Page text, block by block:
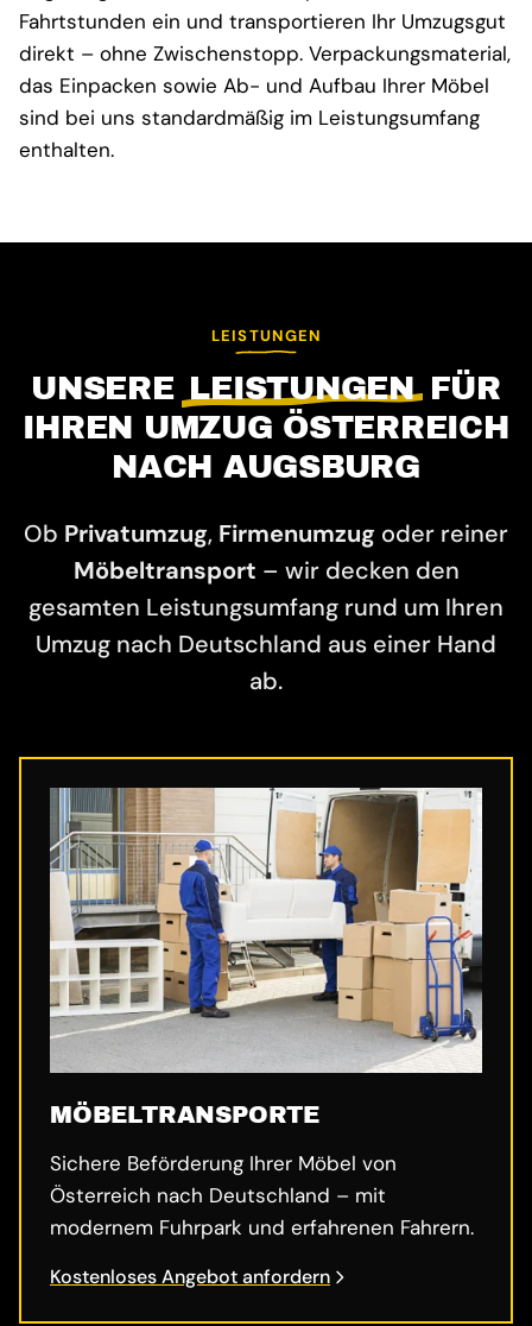
Fahrtstunden ein und transportieren Ihr Umzugsgut
direkt – ohne Zwischenstopp. Verpackungsmaterial,
das Einpacken sowie Ab- und Aufbau Ihrer Möbel
sind bei uns standardmäßig im Leistungsumfang
enthalten.
LEISTUNGEN
UNSERE LEISTUNGENFÜR
IHREN UMZUG ÖSTERREICH
NACH AUGSBURG
Ob Privatumzug, Firmenumzug oder reiner
Möbeltransport – wir decken den
gesamten Leistungsumfang rund um Ihren
Umzug nach Deutschland aus einer Hand
ab.
MÖBELTRANSPORTE
Sichere Beförderung Ihrer Möbel von
Österreich nach Deutschland – mit
modernem Fuhrpark und erfahrenen Fahrern.
Kostenloses Angebot anfordern